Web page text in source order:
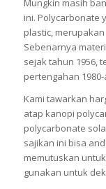
Mungkin masih
ini. Polycarbonate
plastic,
Sebenarnya
sejak tahun 1956,
pertengahan 1980-
Kami tawarkan
atap kanopi
polycarbonate
sajikan ini bisa
memutuskan
gunakan untuk